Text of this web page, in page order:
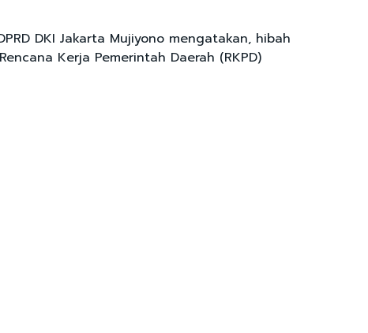
DKI Jakarta Mujiyono mengatakan, hibah
Kerja Pemerintah Daerah (RKPD)